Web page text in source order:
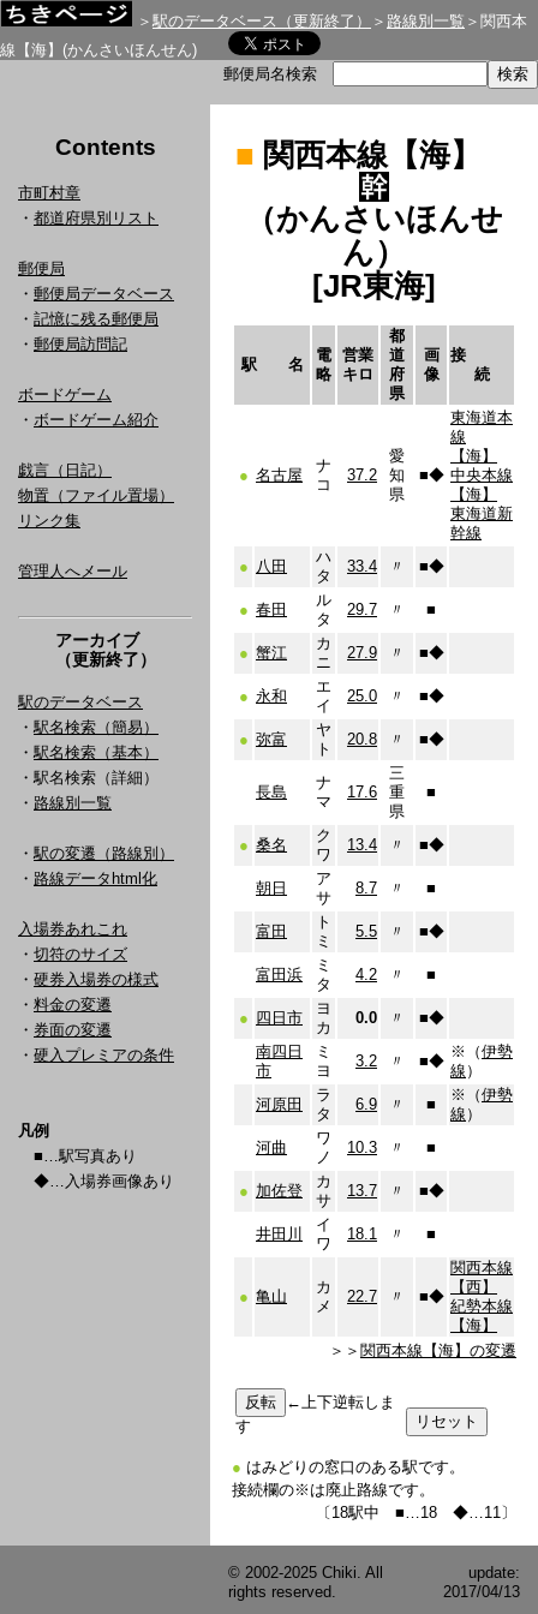
＞ 駅のデータベース（更新終了） ＞ 路線別一覧 ＞関西本
線【海】(かんさいほんせん)
郵便局名検索
Contents
市町村章
・ 都道府県別リスト
郵便局
・ 郵便局データベース
・ 記憶に残る郵便局
・ 郵便局訪問記
ボードゲーム
・ ボードゲーム紹介
戯言（日記）
物置（ファイル置場）
リンク集
管理人へメール
アーカイブ
（更新終了）
駅のデータベース
・ 駅名検索（簡易）
・ 駅名検索（基本）
・駅名検索（詳細）
・ 路線別一覧
・ 駅の変遷（路線別）
・ 路線データhtml化
入場券あれこれ
・ 切符のサイズ
・ 硬券入場券の様式
・ 料金の変遷
・ 券面の変遷
・ 硬入プレミアの条件
凡例
■…駅写真あり
◆…入場券画像あり
■ 関西本線【海】
（かんさいほんせ
ん）
[JR東海]
駅 名
電
略
営業
キロ
都
道
府
県
画
像
接
続
● 名古屋
ナ
コ
37.2
愛
知
県
■◆
東海道本
線
【海】
中央本線
【海】
東海道新
幹線
● 八田
ハ
タ
33.4 〃 ■◆
● 春田
ル
タ
29.7 〃 ■
● 蟹江
カ
ニ
27.9 〃 ■◆
● 永和
エ
イ
25.0 〃 ■◆
● 弥富
ヤ
ト
20.8 〃 ■◆
長島
ナ
マ
17.6
三
重
県
■
● 桑名
ク
ワ
13.4 〃 ■◆
朝日
ア
サ
8.7 〃 ■
富田
ト
ミ
5.5 〃 ■◆
富田浜
ミ
タ
4.2 〃 ■
● 四日市
ヨ
カ
0.0 〃 ■◆
南四日
市
ミ
ヨ
3.2 〃 ■◆
※（伊勢
線 ）
河原田
ラ
タ
6.9 〃 ■
※（伊勢
線 ）
河曲
ワ
ノ
10.3 〃 ■
● 加佐登
カ
サ
13.7 〃 ■◆
井田川
イ
ワ
18.1 〃 ■
● 亀山
カ
メ
22.7 〃 ■◆
関西本線
【西】
紀勢本線
【海】
＞＞ 関西本線【海】の変遷
←上下逆転しま
す
● はみどりの窓口のある駅です。
接続欄の※は廃止路線です。
〔18駅中 ■…18 ◆…11〕
© 2002-2025 Chiki. All
rights reserved.
update:
2017/04/13